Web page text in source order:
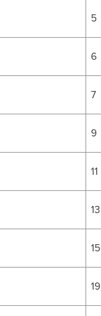
5
6
7
9
11
13
15
19